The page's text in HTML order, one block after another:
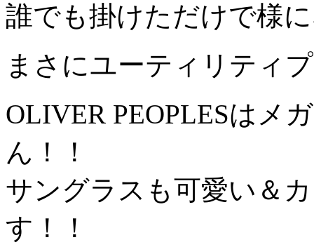
誰でも掛けただけで様
まさにユーティリティ
OLIVER PEOPLESはメ
ん！！
サングラスも可愛い＆
す！！